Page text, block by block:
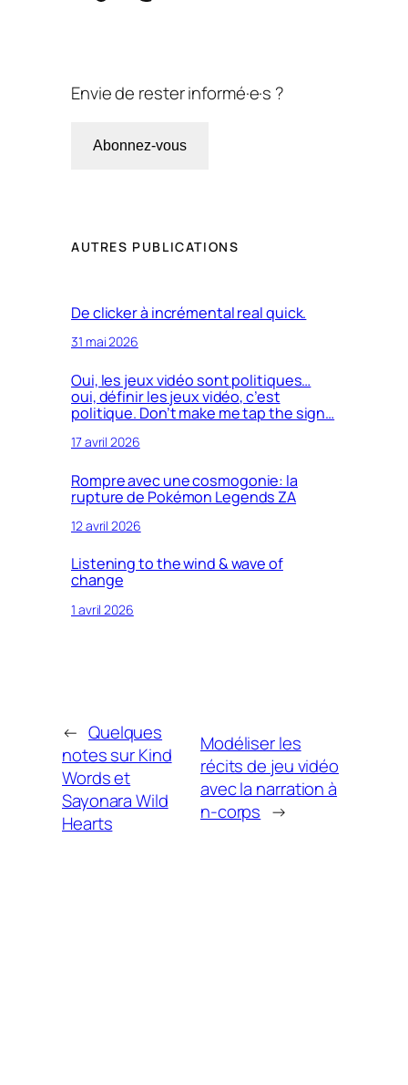
Envie de rester informé·e·s ?
Abonnez-vous
AUTRES PUBLICATIONS
De clicker à incrémental real quick.
31 mai 2026
Oui, les jeux vidéo sont politiques…
oui, définir les jeux vidéo, c’est
politique. Don’t make me tap the sign…
17 avril 2026
Rompre avec une cosmogonie: la
rupture de Pokémon Legends ZA
12 avril 2026
Listening to the wind & wave of
change
1 avril 2026
← Quelques
notes sur Kind
Words et
Sayonara Wild
Hearts
Modéliser les
récits de jeu vidéo
avec la narration à
n-corps →